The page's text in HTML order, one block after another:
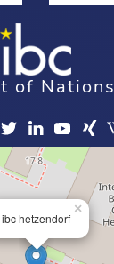
of Nations
ibc hetzendorf
×